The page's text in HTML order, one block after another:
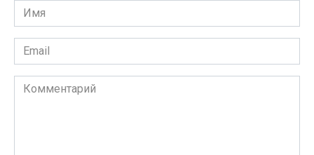
Имя
*
Email
*
Комментарий